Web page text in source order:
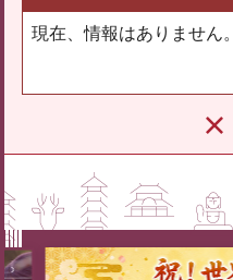
現在、情報はありません。